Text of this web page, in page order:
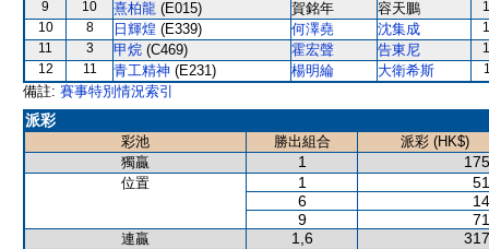
9
10 熹柏龍 (E015) 賀銘年 容天鵬
10
8 日輝煌 (E339) 何澤堯 沈集成
11
3 甲烷 (C469) 霍宏聲 告東尼
12
11 青工精神 (E231) 楊明綸 大衛希斯
備註: 賽事特別情況索引
派彩
彩池 勝出組合
派彩 (HK$)
獨贏
1
位置 1
6
9
連贏 1,6